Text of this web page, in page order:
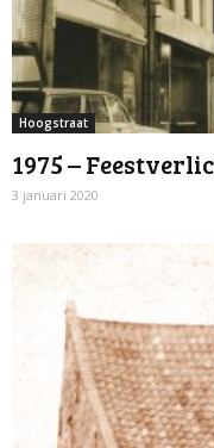
Hoogstraat
1975 –
3 januari 2020